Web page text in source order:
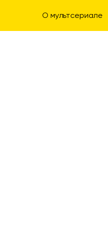
О мультсериале